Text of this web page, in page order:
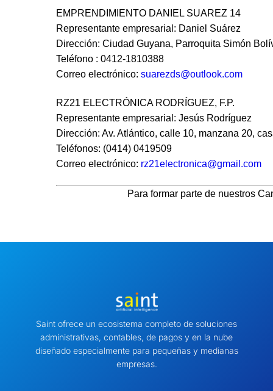
EMPRENDIMIENTO DANIEL SUAREZ 14
Representante empresarial: Daniel Suárez
Dirección: Ciudad Guyana, Parroquita Simón
Teléfono : 0412-1810388
Correo electrónico: suarezds@outlook.com
RZ21 ELECTRÓNICA RODRÍGUEZ, F.P.
Representante empresarial: Jesús Rodríguez
Dirección: Av. Atlántico, calle 10, manzana 20,
Teléfonos: (0414) 0419509
Correo electrónico: rz21electronica@gmail.com
Para formar parte de nuestros
Saint ofrece un ecosistema completo de soluciones
administrativas, contables, de pagos y en la nube
diseñado especialmente para pequeñas y medianas
empresas.